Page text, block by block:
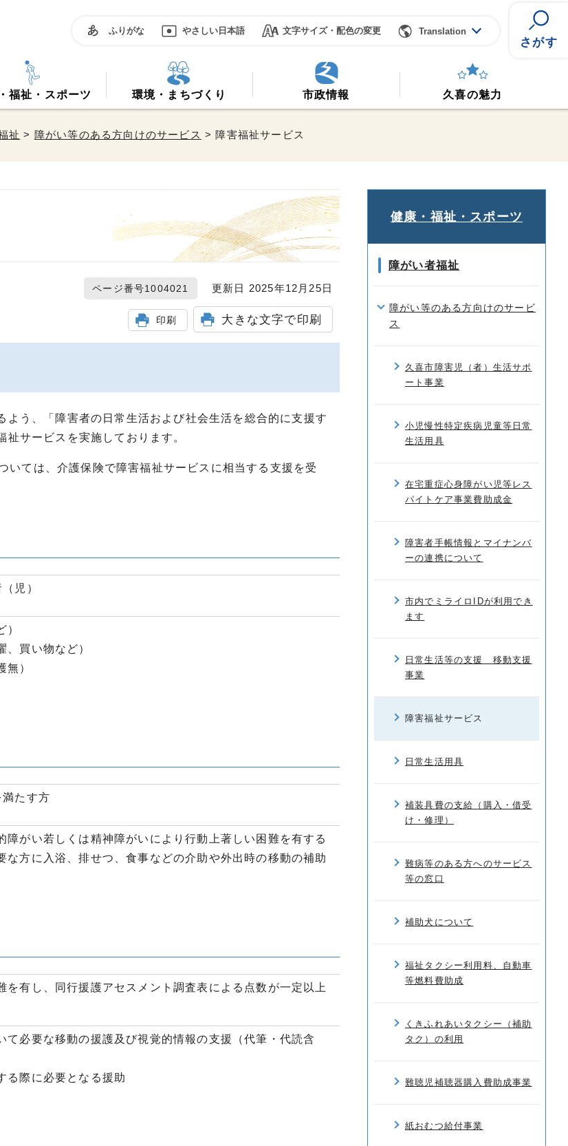
ふりがな やさしい日本語 文字サイズ・配色の変更 Translation
さがす
福祉・スポーツ 環境・まちづくり 市政情報 久喜の魅力
祉 > 障がい等のある方向けのサービス > 障害福祉サービス
ページ番号1004021 更新日 2025年12月25日
印刷 大きな文字で印刷
う、「障害者の日常生活および社会生活を総合的に支援す
サービスを実施しております。
ては、介護保険で障害福祉サービスに相当する支援を受
児）
）
買い物など）
無）
たす方
障がい若しくは精神障がいにより行動上著しい困難を有する
な方に入浴、排せつ、食事などの介助や外出時の移動の補助
を有し、同行援護アセスメント調査表による点数が一定以上
て必要な移動の援護及び視覚的情報の支援（代筆・代読含
る際に必要となる援助
健康・福祉・スポーツ
障がい者福祉
障がい等のある方向けのサービ
ス
久喜市障害児（者）生活サポ
ート事業
小児慢性特定疾病児童等日常
生活用具
在宅重症心身障がい児等レス
パイトケア事業費助成金
障害者手帳情報とマイナンバ
ーの連携について
市内でミライロIDが利用でき
ます
日常生活等の支援 移動支援
事業
障害福祉サービス
日常生活用具
補装具費の支給（購入・借受
け・修理）
難病等のある方へのサービス
等の窓口
補助犬について
福祉タクシー利用料、自動車
等燃料費助成
くきふれあいタクシー（補助
タク）の利用
難聴児補聴器購入費助成事業
紙おむつ給付事業